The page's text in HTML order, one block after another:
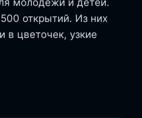
открытий. Из них
в цветочек, узкие